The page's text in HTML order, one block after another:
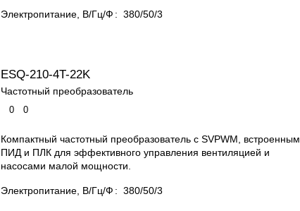
Электропитание, В/Гц/Ф : 380/50/3
ESQ-210-4T-22K
Частотный преобразователь
0 0
Компактный частотный преобразователь с SVPWM, встроенным
ПИД и ПЛК для эффективного управления вентиляцией и
насосами малой мощности.
Электропитание, В/Гц/Ф : 380/50/3